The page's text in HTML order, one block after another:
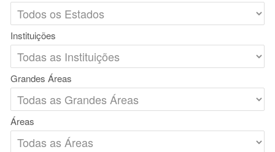
Instituições
Grandes Áreas
Áreas